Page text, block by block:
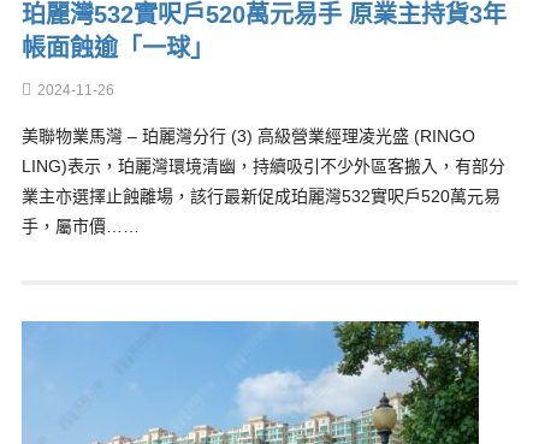
珀麗灣532實呎戶520萬元易手 原業主持貨3年
帳面蝕逾「一球」
2024-11-26
美聯物業馬灣 – 珀麗灣分行 (3) 高級營業經理凌光盛 (RINGO
LING)表示，珀麗灣環境清幽，持續吸引不少外區客搬入，有部分
業主亦選擇止蝕離場，該行最新促成珀麗灣532實呎戶520萬元易
手，屬市價……